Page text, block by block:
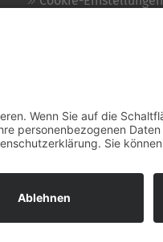
AGB + Datenschutz